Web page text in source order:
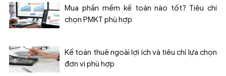
Mua phần mềm kế toán nào tốt? Tiêu chí
chọn PMKT phù hợp
Kế toán thuê ngoài lợi ích và tiêu chí lựa chọn
đơn vị phù hợp